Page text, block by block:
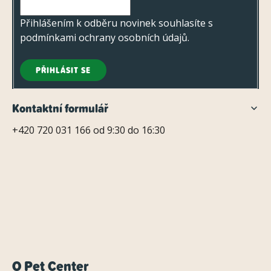
v
k
ý
s
Přihlášením k odběru novinek souhlasíte s
podmínkami ochrany osobních údajů.
PŘIHLÁSIT SE
Kontaktní formulář
+420 720 031 166 od 9:30 do 16:30
O Pet Center